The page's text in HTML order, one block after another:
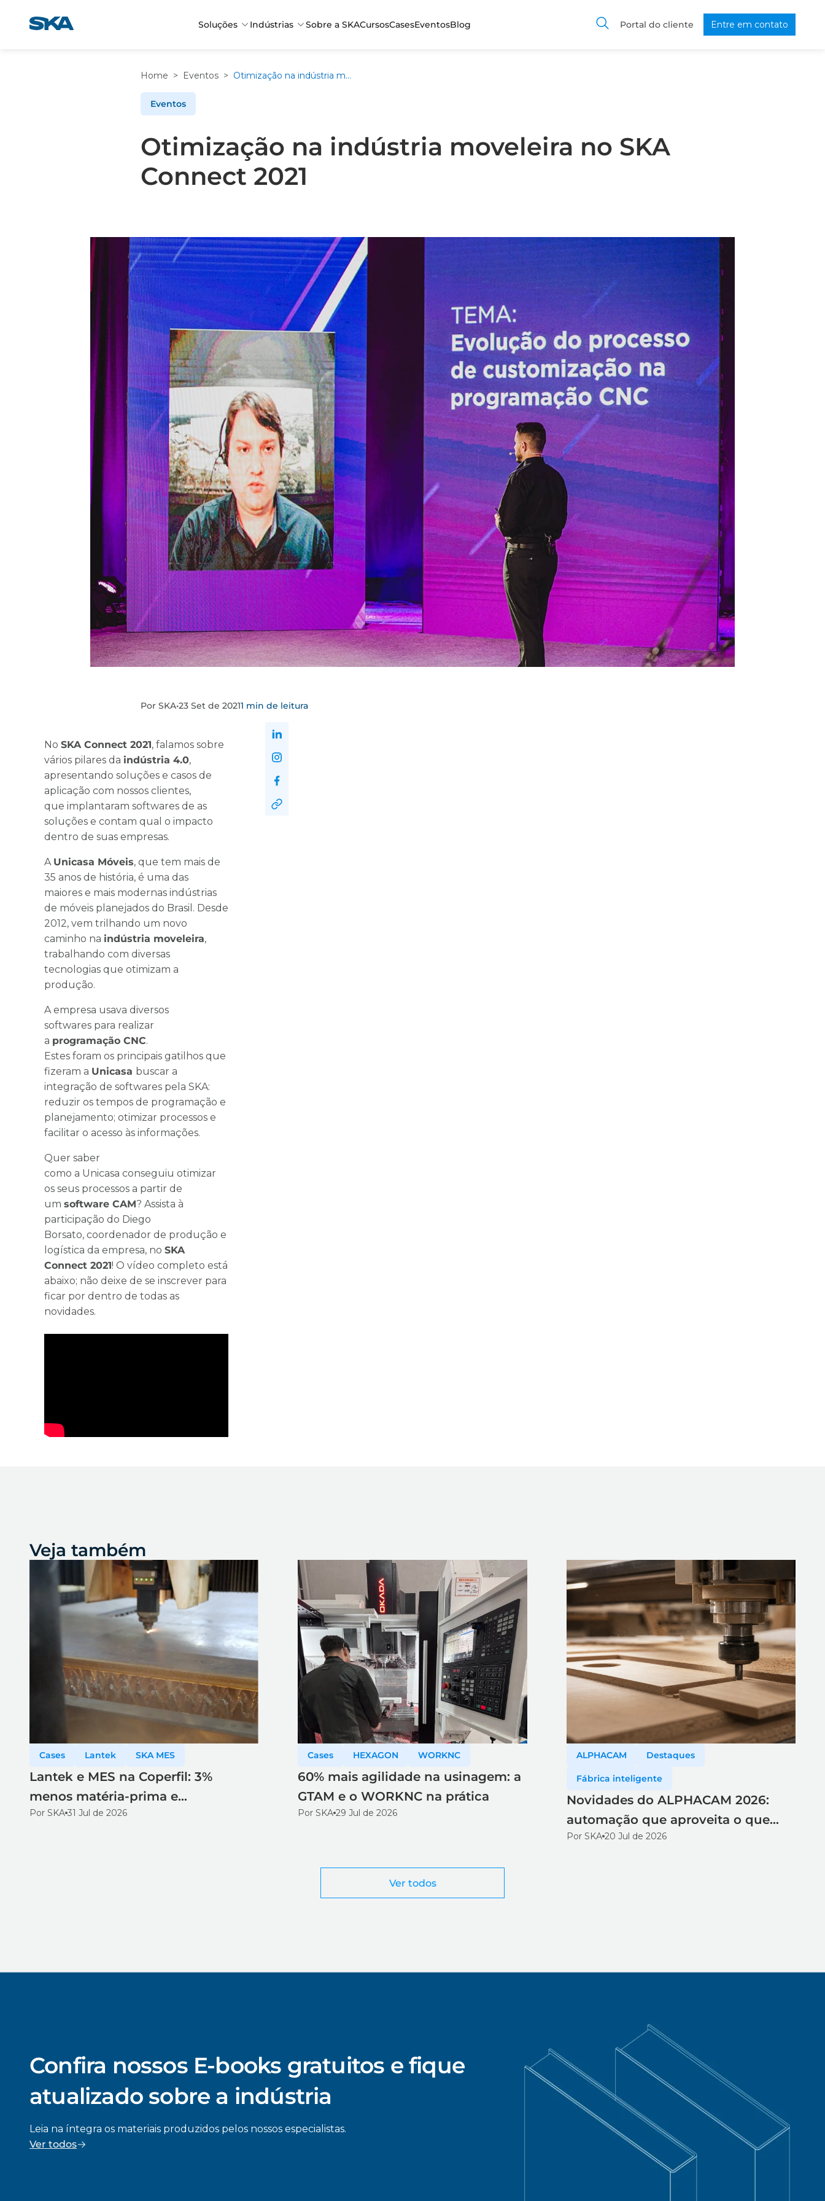
Soluções Indústrias Sobre a SKACursosCasesEventosBlog Portal do cliente Entre em contato
Home > Eventos > Otimização na indústria moveleira no SKA Connect 2021
Eventos
Otimização na indústria moveleira no SKA
Connect 2021
Por SKA•23 Set de 20211 min de leitura
No SKA Connect 2021, falamos sobre
vários pilares da indústria 4.0,
apresentando soluções e casos de
aplicação com nossos clientes,
que implantaram softwares de as
soluções e contam qual o impacto
dentro de suas empresas.
A Unicasa Móveis, que tem mais de
35 anos de história, é uma das
maiores e mais modernas indústrias
de móveis planejados do Brasil. Desde
2012, vem trilhando um novo
caminho na indústria moveleira,
trabalhando com diversas
tecnologias que otimizam a
produção.
A empresa usava diversos
softwares para realizar
a programação CNC.
Estes foram os principais gatilhos que
fizeram a Unicasa buscar a
integração de softwares pela SKA:
reduzir os tempos de programação e
planejamento; otimizar processos e
facilitar o acesso às informações.
Quer saber
como a Unicasa conseguiu otimizar
os seus processos a partir de
um software CAM? Assista à
participação do Diego
Borsato, coordenador de produção e
logística da empresa, no SKA
Connect 2021! O vídeo completo está
abaixo; não deixe de se inscrever para
ficar por dentro de todas as
novidades.
Veja também
Ver todos
Cases Lantek SKA MES
Lantek e MES na Coperfil: 3%
menos matéria-prima e
rastreabilidade total no corte a laser
Por SKA 31 Jul de 2026
Cases HEXAGON WORKNC
60% mais agilidade na usinagem: a
GTAM e o WORKNC na prática
Por SKA 29 Jul de 2026
ALPHACAM Destaques
Fábrica inteligente
Novidades do ALPHACAM 2026:
automação que aproveita o que
você já tem
Por SKA 20 Jul de 2026
Confira nossos E-books gratuitos e fique
atualizado sobre a indústria
Leia na íntegra os materiais produzidos pelos nossos especialistas.
Ver todos